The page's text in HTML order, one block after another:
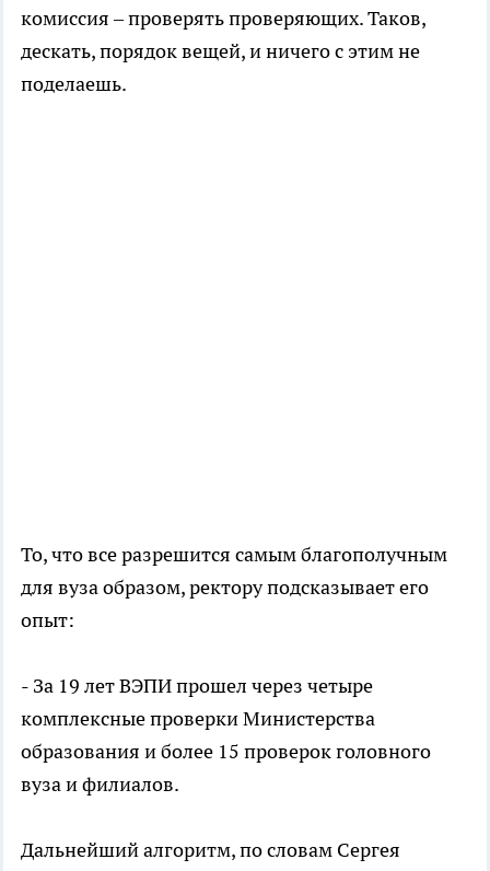
комиссия – проверять проверяющих. Таков,
дескать, порядок вещей, и ничего с этим не
поделаешь.
То, что все разрешится самым благополучным
для вуза образом, ректору подсказывает его
опыт:
- За 19 лет ВЭПИ прошел через четыре
комплексные проверки Министерства
образования и более 15 проверок головного
вуза и филиалов.
Дальнейший алгоритм, по словам Сергея